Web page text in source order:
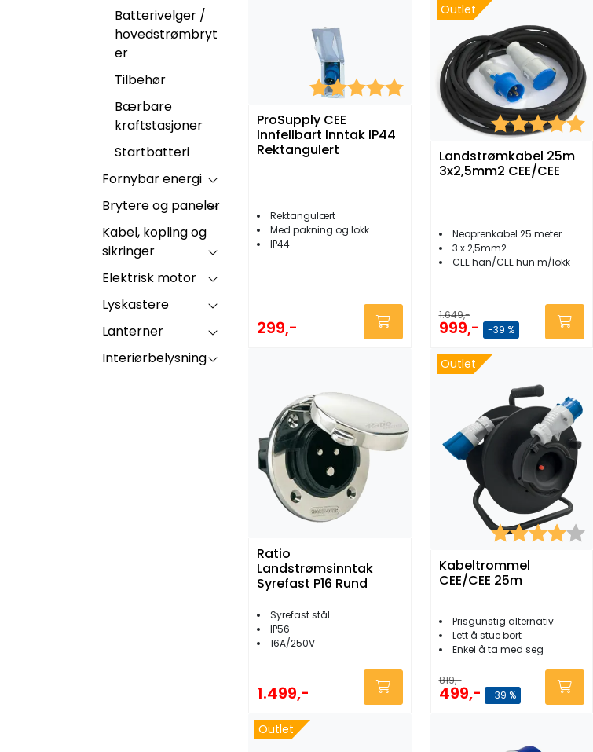
Batterivelger /
hovedstrømbryt
er
Tilbehør
Bærbare
kraftstasjoner
Startbatteri
Fornybar energi
Brytere og paneler
Kabel, kopling og
sikringer
Elektrisk motor
Lyskastere
Lanterner
Interiørbelysning
Karakter:
5.0 av 5 mulige
ProSupply CEE
Innfellbart Inntak IP44
Rektangulert
Rektangulært
Med pakning og lokk
IP44
299,-
Outlet
Karakter:
Landstrømkabel 25m
3x2,5mm2 CEE/CEE
Neoprenkabel 25 meter
3 x 2,5mm2
CEE han/CEE hun m/lokk
1.649,-
999,- -39 %
Ratio
Landstrømsinntak
Syrefast P16 Rund
Syrefast stål
IP56
16A/250V
1.499,-
Outlet
Karakter:
Kabeltrommel
CEE/CEE 25m
Prisgunstig alternativ
Lett å stue bort
Enkel å ta med seg
819,-
499,- -39 %
Outlet